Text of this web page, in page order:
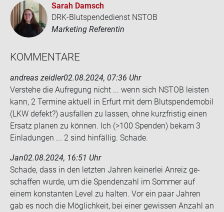
Sarah Damsch
DRK-Blutspendedienst NSTOB
Marketing Referentin
KOM­MEN­TA­RE
andreas zeidler02.08.2024, 07:36 Uhr
Ver­ste­he die Auf­re­gung nicht ... wenn sich NSTOB leis­ten
kann, 2 Ter­mi­ne ak­tu­ell in Er­furt mit dem Blut­spen­de­mo­bil
(LKW de­fekt?) aus­fal­len zu las­sen, ohne kurz­fris­tig einen
Er­satz pla­nen zu kön­nen. Ich (>100 Spen­den) bekam 3
Ein­la­dun­gen ... 2 sind hin­fäl­lig. Scha­de.
Jan02.08.2024, 16:51 Uhr
Scha­de, dass in den letz­ten Jah­ren kei­ner­lei An­reiz ge­
schaf­fen wurde, um die Spen­den­zahl im Som­mer auf
einem kon­stan­ten Level zu hal­ten. Vor ein paar Jah­ren
gab es noch die Mög­lich­keit, bei einer ge­wis­sen An­zahl an